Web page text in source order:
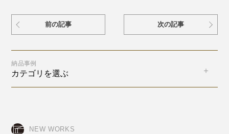
前の記事 次の記事
納品事例
カテゴリを選ぶ
NEW WORKS